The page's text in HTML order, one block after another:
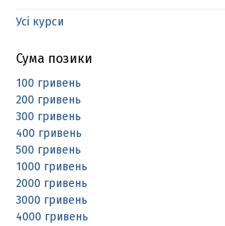
Усі курси
Сума позики
100 гривень
200 гривень
300 гривень
400 гривень
500 гривень
1000 гривень
2000 гривень
3000 гривень
4000 гривень